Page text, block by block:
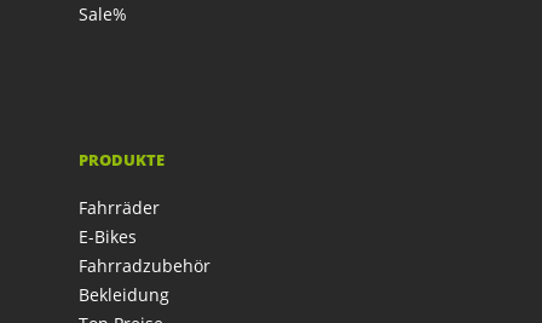
Sale%
PRODUKTE
Fahrräder
E-Bikes
Fahrradzubehör
Bekleidung